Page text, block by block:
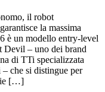
il robot
la massima
è un modello entry-level
Devil – uno dei brand
di TTi specializzata
che si distingue per
[…]